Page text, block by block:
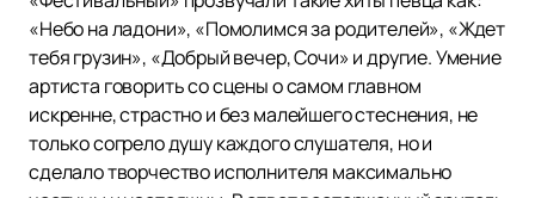
«Небо на ладони», «Помолимся за родителей», «Ждет
тебя грузин», «Добрый вечер, Сочи» и другие. Умение
артиста говорить со сцены о самом главном
искренне, страстно и без малейшего стеснения, не
только согрело душу каждого слушателя, но и
сделало творчество исполнителя максимально